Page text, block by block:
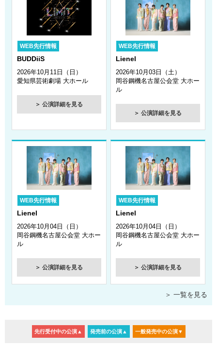
2026年6月26日
UNiFY 2026 東名阪ツアー 愛知公演の情報をアップしまし
2026年6月25日
大原櫻子 TOUR 2026 “REFRESH” 愛知公演の情報をアッ
プしました！
Lienel 6th Live Tour 2026「ロマンティック・シンドロー
ーム!!!!!!」愛知公演の情報をアップしました！
Bruno Mars - The Romantic Tour in Japan 愛知公演の情報
をアップしました！
2026年6月22日
BIGBANG 2026 WORLD TOUR IN JAPAN 愛知公演の情報
2026年6月19日
ミュージカル『RENT』愛知公演の情報をアップしまし
た！
Fishbone JAPAN TOUR 2026 愛知公演の情報をアップし
2026年6月18日
WEB先行情報
BUDDiiS
2026年10月11日（日）
愛知県芸術劇場 大ホール
＞ 公演詳細を見る
WEB先行情報
Lienel
2026年10月03日（土）
岡谷鋼機名古屋公会堂 大ホー
ル
＞ 公演詳細を見る
WEB先行情報
Lienel
2026年10月04日（日）
岡谷鋼機名古屋公会堂 大ホー
ル
＞ 公演詳細を見る
WEB先行情報
Lienel
2026年10月04日（日）
岡谷鋼機名古屋公会堂 大ホー
ル
＞ 公演詳細を見る
＞ 一覧を見る
先行受付中の公演▲ 発売前の公演▲ 一般発売中の公演▼